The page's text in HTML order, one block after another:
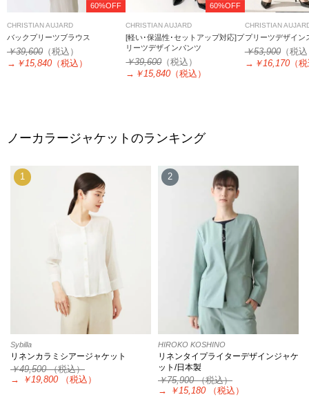
60%OFF
CHRISTIAN AUJARD
バックプリーツブラウス
￥39,600 （税込）
→ ￥15,840 （税込）
60%OFF
CHRISTIAN AUJARD
[軽い･保温性･セットアップ対応]プ
リーツデザインパンツ
￥39,600（税込）
→ ￥15,840 （税込）
CHRISTIAN
プリーツデザイン
￥53,900（税
→ ￥16,170（
ノーカラージャケットのランキング
1
Sybilla
リネンカラミシアージャケット
￥49,500（税込）
→
￥19,800 （税込）
2
HIROKO KOSHINO
リネンタイプライターデザインジャケ
ット/日本製
￥75,900（税込）
→
￥15,180 （税込）